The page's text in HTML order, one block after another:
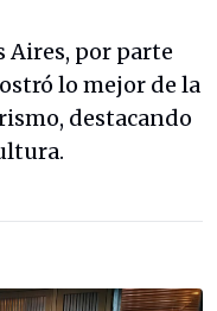
Aires, por parte
lo mejor de la
destacando